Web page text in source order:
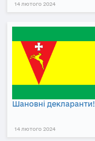
14 лютого 2024
Шановні декларанти!
14 лютого 2024